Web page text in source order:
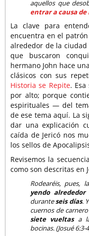
aquellos que
entrar a causa
La clave para
encuentra en el
alrededor de la
que buscaron
hermano John hace
clásicos con sus
Historia se Repite.
por alto; porque
espirituales — del
de ese tema aquí. La
dar una explicación
caída de Jericó nos
los sellos de
Revisemos la
como son descritas en
Rodearéis, pues,
yendo
duranteseis días.
cuernos de
siete vueltasa la
bocinas. (Josué 6:3-